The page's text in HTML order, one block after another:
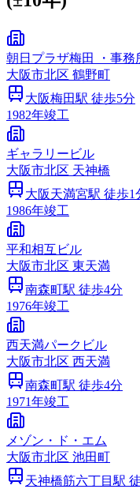
朝日プラザ梅田 ・事務
大阪市北区 鶴野町
大阪梅田駅 徒歩5分
1982年竣工
ギャラリービル
大阪市北区 天神橋
大阪天満宮駅 徒歩1
1986年竣工
平和相互ビル
大阪市北区 東天満
南森町駅 徒歩4分
1976年竣工
西天満パークビル
大阪市北区 西天満
南森町駅 徒歩4分
1971年竣工
メゾン・ド・エム
大阪市北区 池田町
天神橋筋六丁目 駅